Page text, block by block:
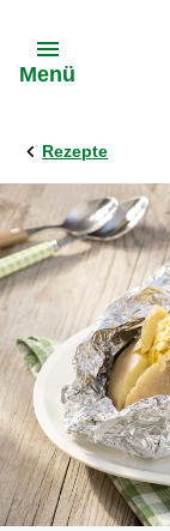
Menü
Rezepte